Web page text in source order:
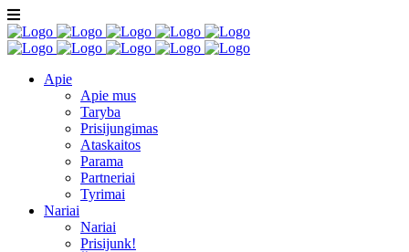
Apie
Apie mus
Taryba
Prisijungimas
Ataskaitos
Parama
Partneriai
Tyrimai
Nariai
Nariai
Prisijunk!